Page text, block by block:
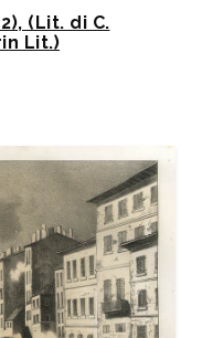
(Lit. di C.
Lit.)